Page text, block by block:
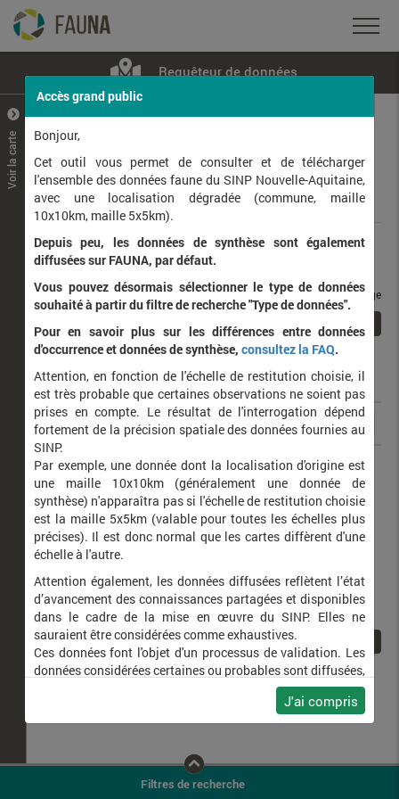
Requêteur de données
+
–
Voir la carte
Données
Rang taxonomique :
Affichage de1à 1sur1
taxons / page
Nom latin Nom vernaculaire
Syrphus ribesii Syrphe du groseillier
Filtres de recherche
Accès grand public
Bonjour,
Cet outil vous permet de consulter et de télécharger
l'ensemble des données faune du SINP Nouvelle-Aquitaine,
avec une localisation dégradée (commune, maille
10x10km, maille 5x5km).
Depuis peu, les données de synthèse sont également
diffusées sur FAUNA, par défaut.
Vous pouvez désormais sélectionner le type de données
souhaité à partir du filtre de recherche "Type de données".
Pour en savoir plus sur les différences entre données
d'occurrence et données de synthèse, consultez la FAQ.
Attention, en fonction de l'échelle de restitution choisie, il
est très probable que certaines observations ne soient pas
prises en compte. Le résultat de l'interrogation dépend
fortement de la précision spatiale des données fournies au
SINP.
Par exemple, une donnée dont la localisation d'origine est
une maille 10x10km (généralement une donnée de
synthèse) n'apparaîtra pas si l'échelle de restitution choisie
est la maille 5x5km (valable pour toutes les échelles plus
précises). Il est donc normal que les cartes diffèrent d'une
échelle à l'autre.
Attention également, les données diffusées reflètent l’état
d’avancement des connaissances partagées et disponibles
dans le cadre de la mise en œuvre du SINP. Elles ne
sauraient être considérées comme exhaustives.
Ces données font l'objet d'un processus de validation. Les
données considérées certaines ou probables sont diffusées,
ainsi que celles pour lesquelles la méthode n'est pas
J'ai compris